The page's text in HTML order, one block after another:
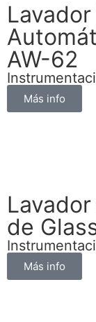
AW-62
Más info
de
Más info